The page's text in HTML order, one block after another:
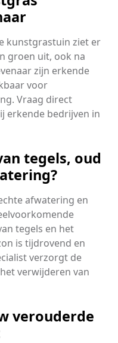
kunstgrastuin ziet er
groen uit, ook na
zijn erkende
voor
Vraag direct
erkende bedrijven in
tegels, oud
afwatering en
tegels en het
is tijdrovend en
verzorgt de
verwijderen van
verouderde